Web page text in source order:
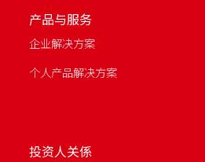
产品与服务
企业解决方案
个人产品解决方案
投资人关係